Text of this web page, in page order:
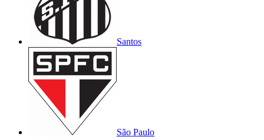
Santos
São Paulo